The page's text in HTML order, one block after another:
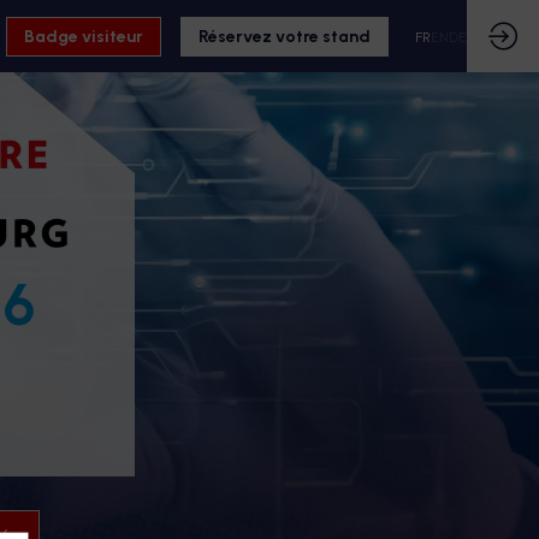
Badge visiteur Réservez votre stand FR